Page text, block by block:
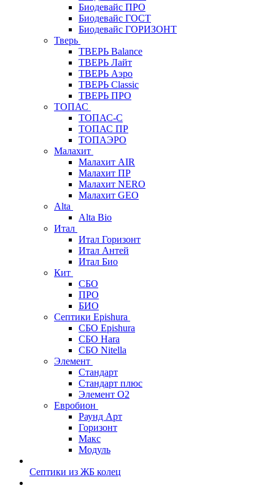
Биодевайс ПРО
Биодевайс ГОСТ
Биодевайс ГОРИЗОНТ
Тверь
ТВЕРЬ Balance
ТВЕРЬ Лайт
ТВЕРЬ Аэро
ТВЕРЬ Classic
ТВЕРЬ ПРО
ТОПАС
ТОПАС-С
ТОПАС ПР
ТОПАЭРО
Малахит
Малахит AIR
Малахит ПР
Малахит NERO
Малахит GEO
Alta
Alta Bio
Итал
Итал Горизонт
Итал Антей
Итал Био
Кит
СБО
ПРО
БИО
Септики Epishura
СБО Epishura
СБО Hara
СБО Nitella
Элемент
Стандарт
Стандарт плюс
Элемент О2
Евробион
Раунд Арт
Горизонт
Макс
Модуль
Септики из ЖБ колец